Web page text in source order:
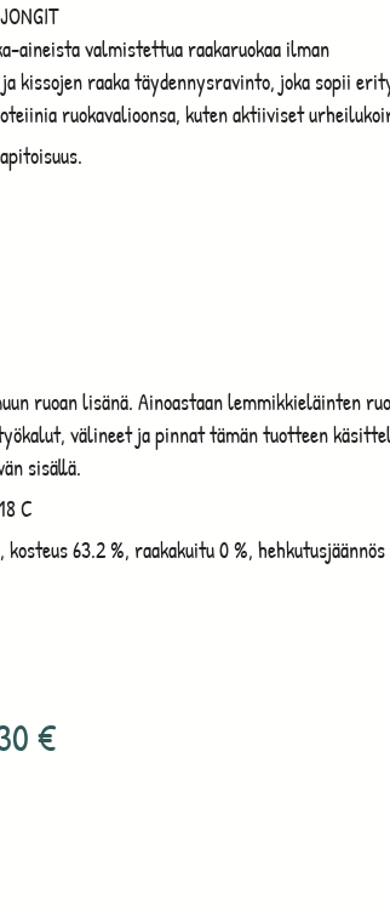
aineista valmistettua raakaruokaa ilman
kissojen raaka täydennysravinto, joka sopii
ruokavalioonsa, kuten aktiiviset
ruoan lisänä. Ainoastaan lemmikkieläinten
välineet ja pinnat tämän tuotteen
sisällä.
C
63.2 %, raakakuitu 0 %, hehkutusjäännös
€